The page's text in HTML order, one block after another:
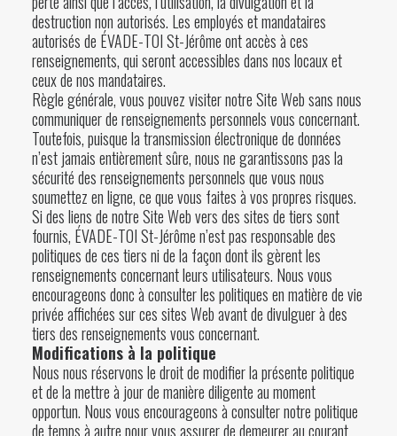
destruction non autorisés. Les employés et mandataires
autorisés de ÉVADE-TOI St-Jérôme ont accès à ces
renseignements, qui seront accessibles dans nos locaux et
ceux de nos mandataires.
Règle générale, vous pouvez visiter notre Site Web sans nous
communiquer de renseignements personnels vous concernant.
Toutefois, puisque la transmission électronique de données
n’est jamais entièrement sûre, nous ne garantissons pas la
sécurité des renseignements personnels que vous nous
soumettez en ligne, ce que vous faites à vos propres risques.
Si des liens de notre Site Web vers des sites de tiers sont
fournis, ÉVADE-TOI St-Jérôme n’est pas responsable des
politiques de ces tiers ni de la façon dont ils gèrent les
renseignements concernant leurs utilisateurs. Nous vous
encourageons donc à consulter les politiques en matière de vie
privée affichées sur ces sites Web avant de divulguer à des
tiers des renseignements vous concernant.
Modifications à la politique
Nous nous réservons le droit de modifier la présente politique
et de la mettre à jour de manière diligente au moment
opportun. Nous vous encourageons à consulter notre politique
de temps à autre pour vous assurer de demeurer au courant